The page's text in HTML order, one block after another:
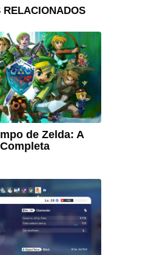
RELACIONADOS
de Zelda: A